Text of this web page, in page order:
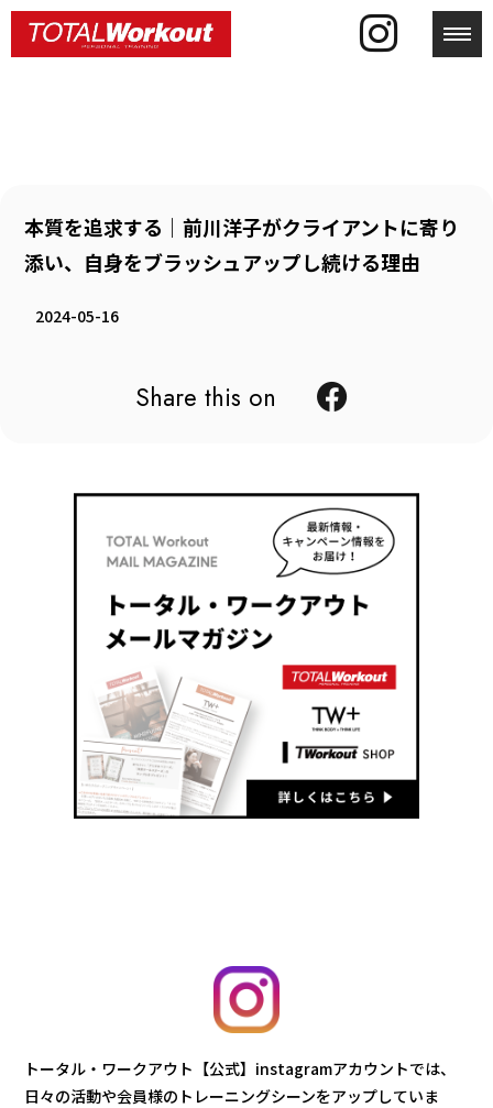
本質を追求する｜前川洋子がクライアントに寄り
添い、自身をブラッシュアップし続ける理由
2024-05-16
Share this on
トータル・ワークアウト【公式】instagramアカウントでは、
日々の活動や会員様のトレーニングシーンをアップしていま